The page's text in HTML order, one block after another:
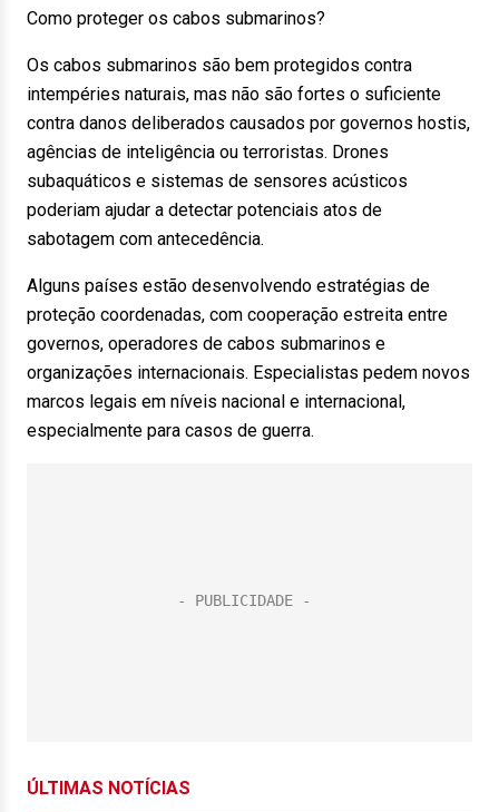
Como proteger os cabos submarinos?
Os cabos submarinos são bem protegidos contra
intempéries naturais, mas não são fortes o suficiente
contra danos deliberados causados por governos hostis,
agências de inteligência ou terroristas. Drones
subaquáticos e sistemas de sensores acústicos
poderiam ajudar a detectar potenciais atos de
sabotagem com antecedência.
Alguns países estão desenvolvendo estratégias de
proteção coordenadas, com cooperação estreita entre
governos, operadores de cabos submarinos e
organizações internacionais. Especialistas pedem novos
marcos legais em níveis nacional e internacional,
especialmente para casos de guerra.